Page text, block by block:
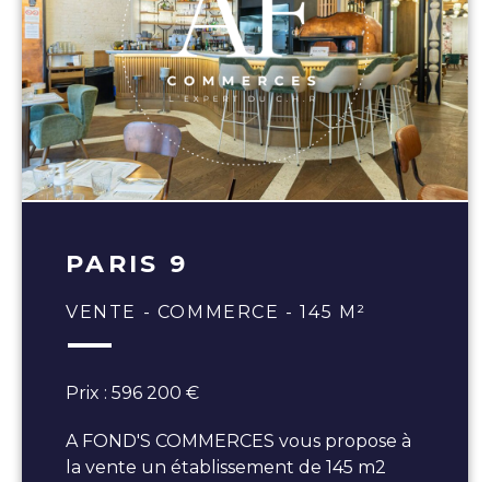
PARIS 9
VENTE - COMMERCE - 145 M²
Prix : 596 200 €
A FOND'S COMMERCES vous propose à
la vente un établissement de 145 m2